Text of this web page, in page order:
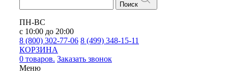
Поиск
ПН-ВС
с 10:00 до 20:00
8 (800) 302-77-06 8 (499) 348-15-11
КОРЗИНА
0 товаров. Заказать звонок
Меню